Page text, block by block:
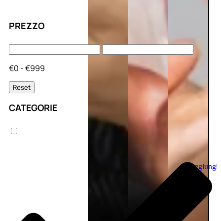
Aggiungi
carrello
PREZZO
€0 - €999
Reset
CATEGORIE